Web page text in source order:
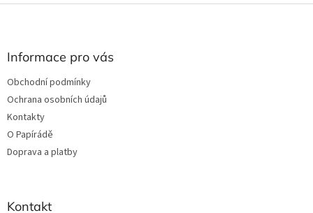
Z
Informace pro vás
Obchodní podmínky
Ochrana osobních údajů
Kontakty
O Papírádě
Doprava a platby
Kontakt